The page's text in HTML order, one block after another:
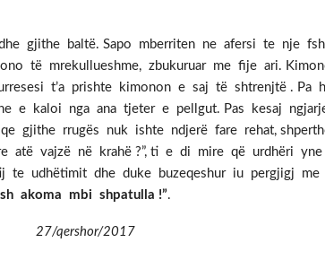
gjithe baltë. Sapo mberriten ne afersi te nje
të mrekullueshme, zbukuruar me fije ari.
t’a prishte kimonon e saj të shtrenjtë . Pa
e kaloi nga ana tjeter e pellgut. Pas kesaj
gjithe rrugës nuk ishte ndjerë fare rehat,
atë vajzë në krahë ?”, ti e di mire që urdhëri
te udhëtimit dhe duke buzeqeshur iu pergjigj
akoma mbi shpatulla !”.
2017